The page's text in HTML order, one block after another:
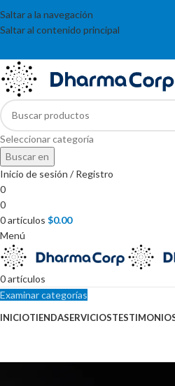
Saltar a la navegación
Saltar al contenido principal
Seleccionar categoría
Buscar en
Inicio de sesión / Registro
0
0
0artículos $0.00
Menú
0artículos
Examinar categorías
INICIOTIENDASERVICIOS